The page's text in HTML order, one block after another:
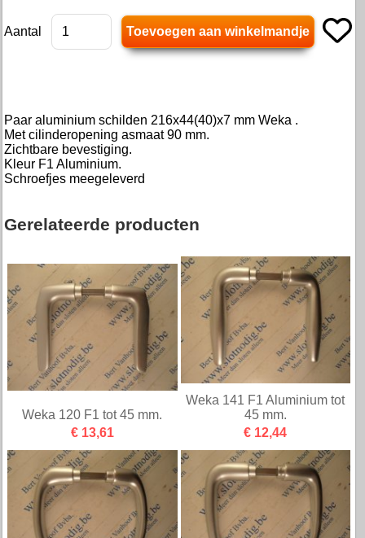
Aantal
Paar aluminium schilden 216x44(40)x7 mm Weka .
Met cilinderopening asmaat 90 mm.
Zichtbare bevestiging.
Kleur F1 Aluminium.
Schroefjes meegeleverd
Gerelateerde producten
Weka 120 F1 tot 45 mm.
€ 13,61
Weka 141 F1 Aluminium tot
45 mm.
€ 12,44